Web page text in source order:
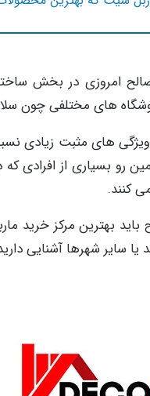
امروزی در بخش
سلام دکور و دکور 724 و ... در بخش فروش این
ویژگی های مثبت زیادی
رو بسیاری از
کنند.
باید بهترین مرکز خرید
سایر شهرها آشنایی